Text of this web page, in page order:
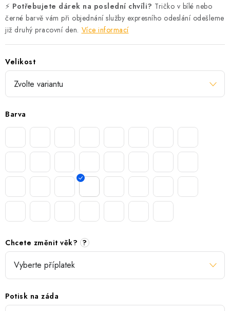
⚡ Potřebujete dárek na poslední chvíli? Tričko v bílé nebo
černé barvě vám při objednání služby expresního odeslání odešleme
již druhý pracovní den. Více informací
Velikost
Barva
Chcete změnit věk? ?
Potisk na záda